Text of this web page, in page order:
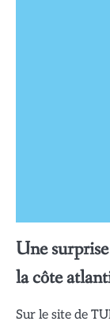
Une
la côte
Sur le site de